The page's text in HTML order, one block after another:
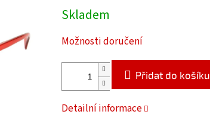
Měrná
cena:
Skladem
Možnosti doručení
Přidat do košíku
Detailní informace